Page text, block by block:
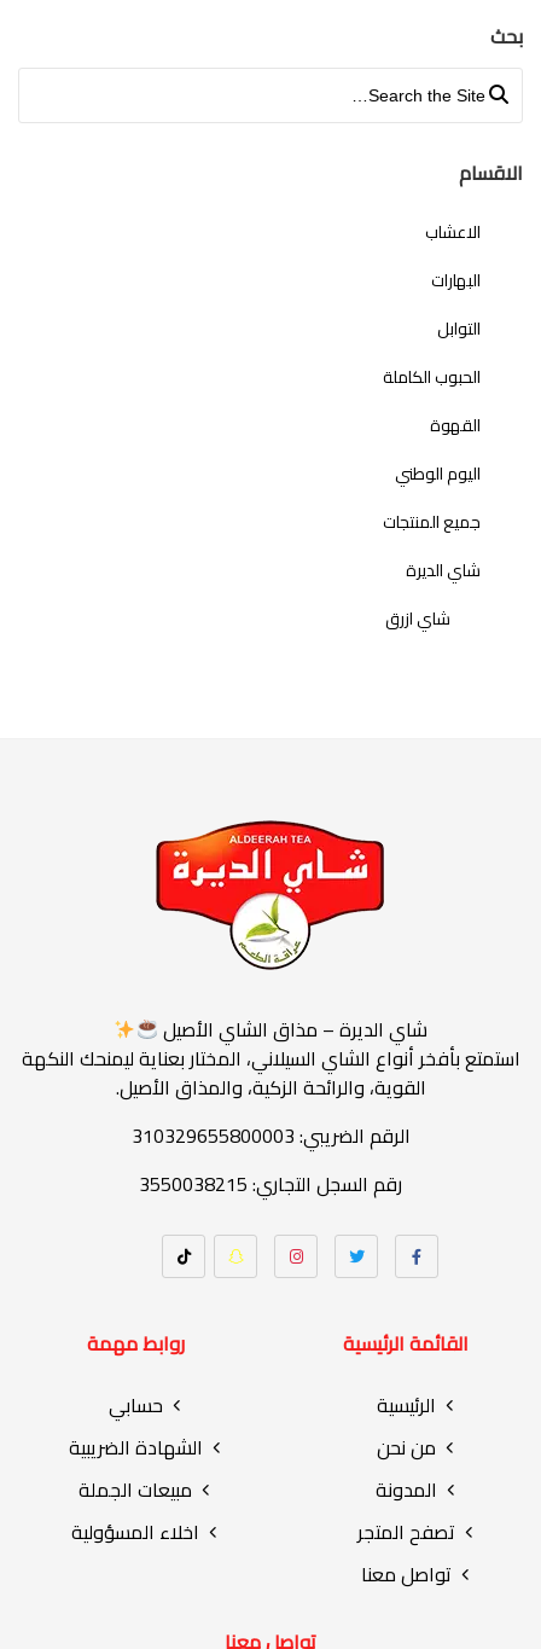
بحث
Search for:
الاقسام
الاعشاب
البهارات
التوابل
الحبوب الكاملة
القهوة
اليوم الوطني
جميع المنتجات
شاي الديرة
شاي ازرق
شاي الديرة – مذاق الشاي الأصيل
استمتع بأفخر أنواع الشاي السيلاني، المختار بعناية ليمنحك النكهة
القوية، والرائحة الزكية، والمذاق الأصيل.
الرقم الضريبي: 310329655800003
رقم السجل التجاري: 3550038215
القائمة الرئيسية
الرئيسية
من نحن
المدونة
تصفح المتجر
تواصل معنا
روابط مهمة
حسابي
الشهادة الضريبية
مبيعات الجملة
اخلاء المسؤولية